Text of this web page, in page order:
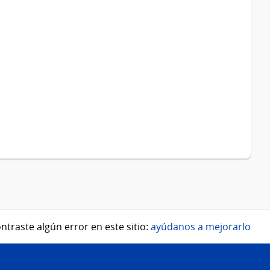
algún error en este sitio: ayúdanos a mejorarlo